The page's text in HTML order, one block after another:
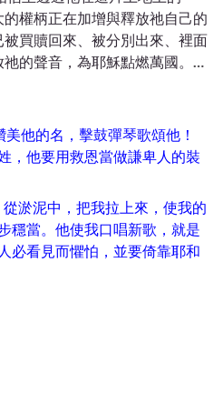
的權柄正在加增與釋放祂自己的
買贖回來、被分別出來、裡面
的聲音，為耶穌點燃萬國。
美他的名，擊鼓彈琴歌頌他！
，他要用救恩當做謙卑人的裝
淤泥中，把我拉上來，使我的
穩當。他使我口唱新歌，就是
必看見而懼怕，並要倚靠耶和